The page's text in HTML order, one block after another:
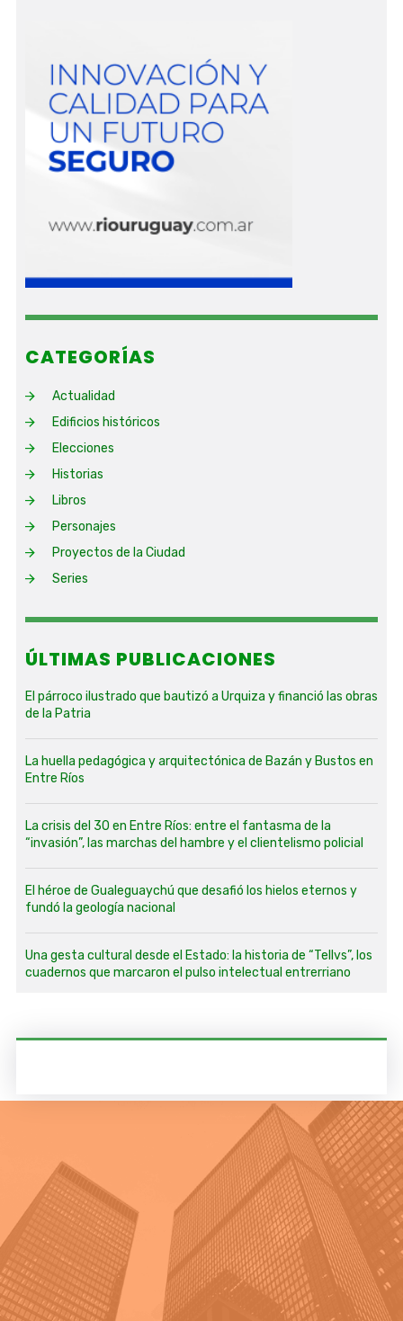
CATEGORÍAS
Actualidad
Edificios históricos
Elecciones
Historias
Libros
Personajes
Proyectos de la Ciudad
Series
ÚLTIMAS PUBLICACIONES
El párroco ilustrado que bautizó a Urquiza y financió las obras
de la Patria
La huella pedagógica y arquitectónica de Bazán y Bustos en
Entre Ríos
La crisis del 30 en Entre Ríos: entre el fantasma de la
“invasión”, las marchas del hambre y el clientelismo policial
El héroe de Gualeguaychú que desafió los hielos eternos y
fundó la geología nacional
Una gesta cultural desde el Estado: la historia de “Tellvs”, los
cuadernos que marcaron el pulso intelectual entrerriano